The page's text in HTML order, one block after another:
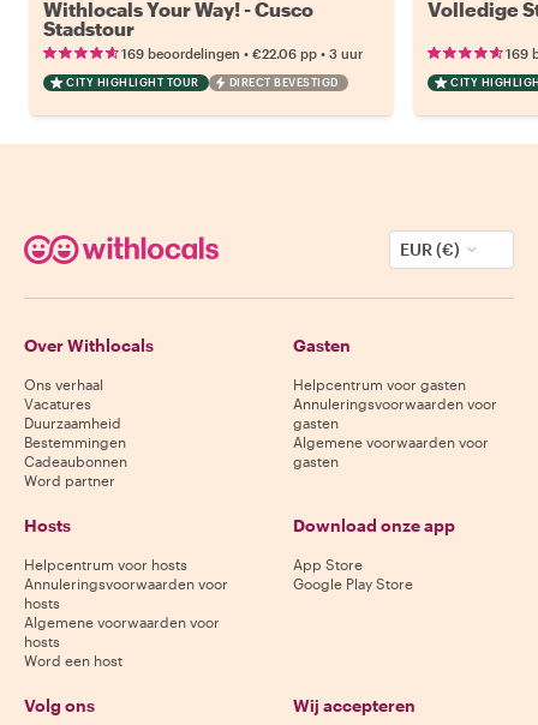
Withlocals Your Way! - Cusco
Stadstour
169 beoordelingen • €22.06 pp • 3 uur
CITY HIGHLIGHT TOUR DIRECT BEVESTIGD
Volledige
169
CITY
EUR (€)
Over Withlocals
Ons verhaal
Vacatures
Duurzaamheid
Bestemmingen
Cadeaubonnen
Word partner
Gasten
Helpcentrum voor gasten
Annuleringsvoorwaarden voor
gasten
Algemene voorwaarden voor
gasten
Hosts
Helpcentrum voor hosts
Annuleringsvoorwaarden voor
hosts
Algemene voorwaarden voor
hosts
Word een host
Download onze app
App Store
Google Play Store
Volg ons Wij accepteren